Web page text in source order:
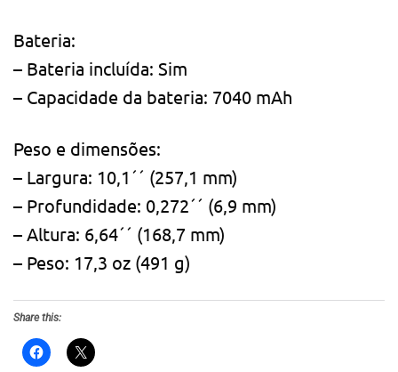
Bateria:
– Bateria incluída: Sim
– Capacidade da bateria: 7040 mAh
Peso e dimensões:
– Largura: 10,1´´ (257,1 mm)
– Profundidade: 0,272´´ (6,9 mm)
– Altura: 6,64´´ (168,7 mm)
– Peso: 17,3 oz (491 g)
Share this: